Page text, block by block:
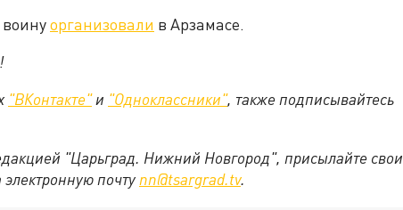
организовали в Арзамасе.
"ВКонтакте"и "Одноклассники", также подписывайтесь
"Царьград. Нижний Новгород", присылайте свои
почту nn@tsargrad.tv.